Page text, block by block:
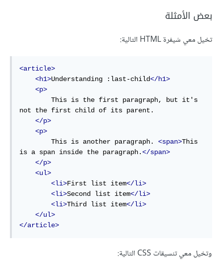
بعض الأمثلة
تخيل معي شيفرة HTML التالية:
<article>
<h1>Understanding :last-child</h1>
<p>
not the first child of its parent.
</p>
<p>
        This is another paragraph.
<span>This
is a span inside the paragraph.</span>
</p>
<ul>
<li>First list item</li>
<li>Second list item</li>
<li>Third list item</li>
</ul>
</article>
وتخيل معي تنسيقات CSS التالية: